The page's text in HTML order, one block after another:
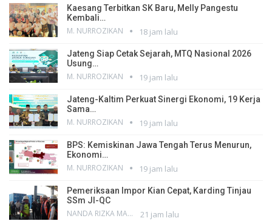
Kaesang Terbitkan SK Baru, Melly Pangestu
Kembali…
M. NURROZIKAN 18 jam lalu
Jateng Siap Cetak Sejarah, MTQ Nasional 2026
Usung…
M. NURROZIKAN 19 jam lalu
Jateng-Kaltim Perkuat Sinergi Ekonomi, 19 Kerja
Sama…
M. NURROZIKAN 19 jam lalu
BPS: Kemiskinan Jawa Tengah Terus Menurun,
Ekonomi…
M. NURROZIKAN 19 jam lalu
Pemeriksaan Impor Kian Cepat, Karding Tinjau
SSm JI-QC
NANDA RIZKA MAHENDRA 21 jam lalu